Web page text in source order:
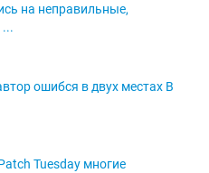
на неправильные,
...
ошибся в двух местах В
Tuesday многие